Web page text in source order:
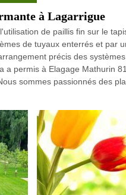
à Lagarrigue
de paillis fin sur le
de tuyaux enterrés et par
précis des
a permis à Elagage Mathurin
sommes passionnés des